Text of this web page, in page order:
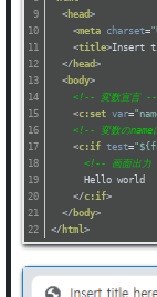
< head>
<meta charset=
<title>Insert
</ head>
< body>
<!-- 変数宣言 --
<c:set var=
<!-- 変数のname
<c:if test=
<!-- 画面出力
      Hello world
</c:if>
</ body>
</ html>